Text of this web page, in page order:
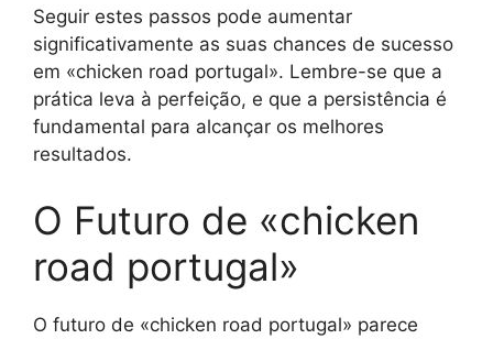
Seguir estes passos pode aumentar
significativamente as suas chances de sucesso
em «chicken road portugal». Lembre-se que a
prática leva à perfeição, e que a persistência é
fundamental para alcançar os melhores
resultados.
O Futuro de «chicken
road portugal»
O futuro de «chicken road portugal» parece